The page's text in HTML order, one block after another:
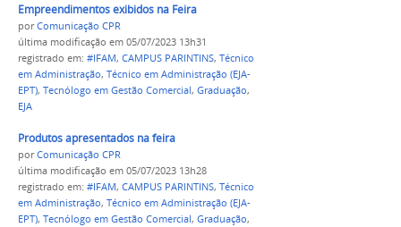
Empreendimentos exibidos na Feira
porComunicação CPR
última modificação em 05/07/2023 13h31
registrado em: #IFAM, CAMPUS PARINTINS, Técnico
em Administração, Técnico em Administração (EJA-
EPT), Tecnólogo em Gestão Comercial, Graduação,
EJA
Produtos apresentados na feira
porComunicação CPR
última modificação em 05/07/2023 13h28
registrado em: #IFAM, CAMPUS PARINTINS, Técnico
em Administração, Técnico em Administração (EJA-
EPT), Tecnólogo em Gestão Comercial, Graduação,